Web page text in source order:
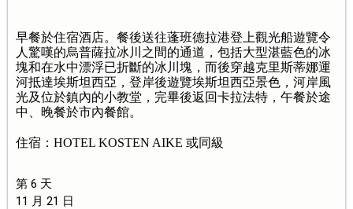
早餐於住宿酒店。餐後送往蓬班德拉港登上觀光船遊覽令
人驚嘆的烏普薩拉冰川之間的通道，包括大型湛藍色的冰
塊和在水中漂浮已折斷的冰川塊，而後穿越克里斯蒂娜運
河抵達埃斯坦西亞，登岸後遊覽埃斯坦西亞景色，河岸風
光及位於鎮內的小教堂，完畢後返回卡拉法特，午餐於途
中、晚餐於市內餐館。
住宿：HOTEL KOSTEN AIKE 或同級
第 6 天
11 月 21 日